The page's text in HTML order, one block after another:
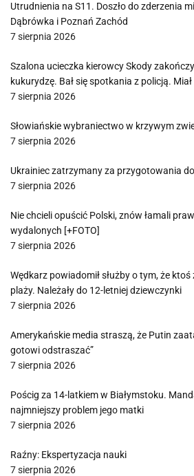
Utrudnienia na S11. Doszło do zderzenia
Dąbrówka i Poznań Zachód
7 sierpnia 2026
Szalona ucieczka kierowcy Skody
kukurydzę. Bał się spotkania z policją.
7 sierpnia 2026
Słowiańskie wybraniectwo w krzywym
7 sierpnia 2026
Ukrainiec zatrzymany za przygotowania
7 sierpnia 2026
Nie chcieli opuścić Polski, znów łamali
wydalonych [+FOTO]
7 sierpnia 2026
Wędkarz powiadomił służby o tym, że
plaży. Należały do 12-letniej dziewczynki
7 sierpnia 2026
Amerykańskie media straszą, że Putin
gotowi odstraszać”
7 sierpnia 2026
Pościg za 14-latkiem w Białymstoku.
najmniejszy problem jego matki
7 sierpnia 2026
Raźny: Ekspertyzacja nauki
7 sierpnia 2026